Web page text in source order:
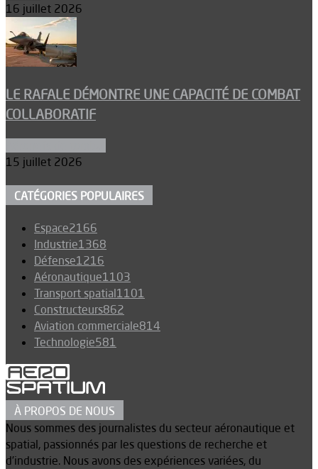
16 juillet 2026
LE RAFALE DÉMONTRE UNE CAPACITÉ DE COMBAT
COLLABORATIF
15 juillet 2026
CATÉGORIES POPULAIRES
Espace2166
Industrie1368
Défense1216
Aéronautique1103
Transport spatial1101
Constructeurs862
Aviation commerciale814
Technologie581
À PROPOS DE NOUS
Nous sommes des journalistes du secteur aéronautique et
spatial, passionnés par les questions de recherche et
d’industrie. Nous avons des expériences variées, du